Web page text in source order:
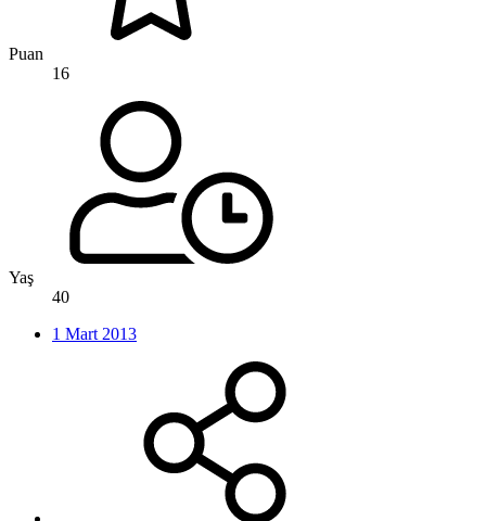
Puan
16
Yaş
40
1 Mart 2013